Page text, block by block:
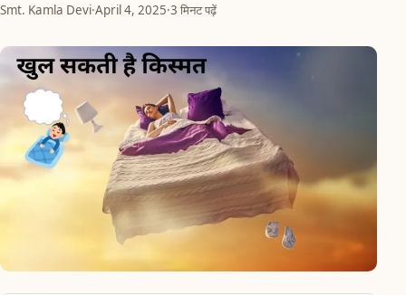
Smt. Kamla Devi·April 4, 2025·3 मिनट पढ़ें